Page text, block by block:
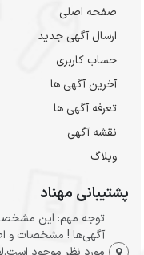
صفحه اصلی
ارسال‌ آگهی جدید
حساب کاربری
آخرین آگهی ها
تعرفه آگهی ها
نقشه آگهی
وبلاگ
پشتیبانی مهناد
توجه مهم: این
آگهی‌ها ! مشخصات و